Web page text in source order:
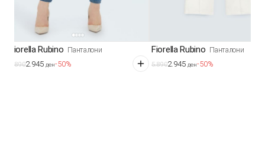
Fiorella Rubino Панталони
5.8902.945 ден-50%
Fiorella Rubino Панталони
5.8902.945 ден-50%